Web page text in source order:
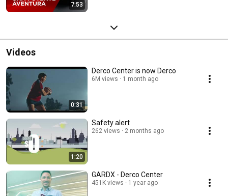
7:53
Videos
0:31
Derco Center is now Derco
6M views 1 month ago
1:20
Safety alert
262 views 2 months ago
GARDX - Derco Center
451K views 1 year ago